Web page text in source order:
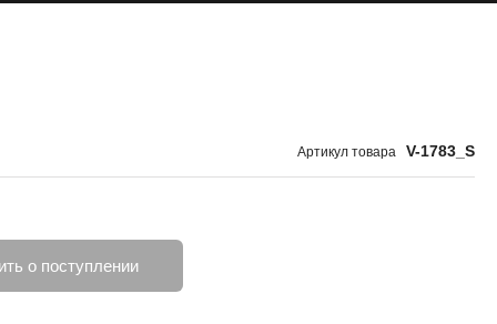
Артикул товара V-1783_S
о поступлении